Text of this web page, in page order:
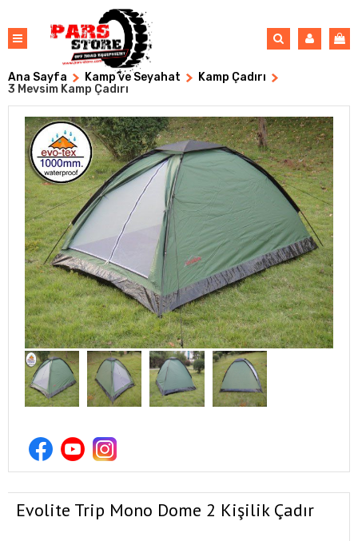
Ana Sayfa Kamp ve Seyahat
Kamp Çadırı
3 Mevsim Kamp Çadırı
Evolite Trip Mono Dome 2 Kişilik Çadır